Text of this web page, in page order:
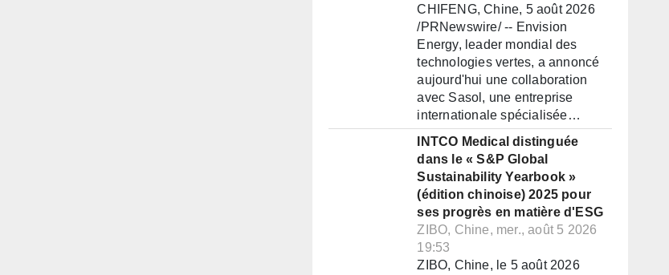
CHIFENG, Chine, 5 août 2026
/PRNewswire/ -- Envision
Energy, leader mondial des
technologies vertes, a annoncé
aujourd'hui une collaboration
avec Sasol, une entreprise
internationale spécialisée…
INTCO Medical distinguée
dans le « S&P Global
Sustainability Yearbook »
(édition chinoise) 2025 pour
ses progrès en matière d'ESG
ZIBO, Chine, mer., août 5 2026
19:53
ZIBO, Chine, le 5 août 2026